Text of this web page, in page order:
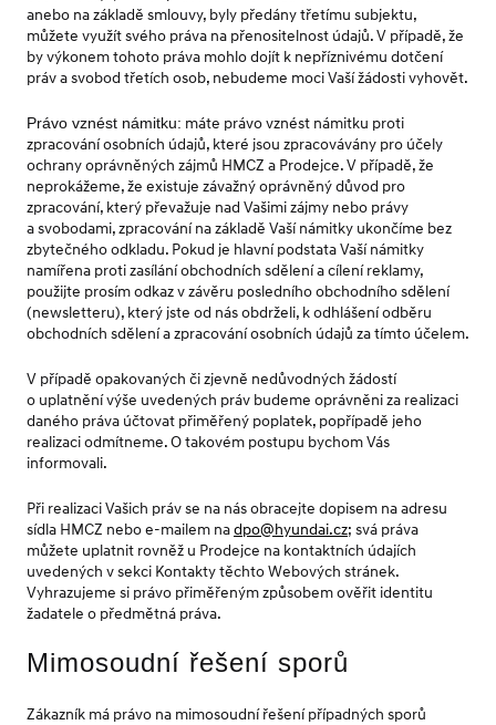
anebo na základě smlouvy, byly předány třetímu subjektu,
můžete využít svého práva na přenositelnost údajů. V případě, že
by výkonem tohoto práva mohlo dojít k nepříznivému dotčení
práv a svobod třetích osob, nebudeme moci Vaší žádosti vyhovět.
Právo vznést námitku: máte právo vznést námitku proti
zpracování osobních údajů, které jsou zpracovávány pro účely
ochrany oprávněných zájmů HMCZ a Prodejce. V případě, že
neprokážeme, že existuje závažný oprávněný důvod pro
zpracování, který převažuje nad Vašimi zájmy nebo právy
a svobodami, zpracování na základě Vaší námitky ukončíme bez
zbytečného odkladu. Pokud je hlavní podstata Vaší námitky
namířena proti zasílání obchodních sdělení a cílení reklamy,
použijte prosím odkaz v závěru posledního obchodního sdělení
(newsletteru), který jste od nás obdrželi, k odhlášení odběru
obchodních sdělení a zpracování osobních údajů za tímto účelem.
V případě opakovaných či zjevně nedůvodných žádostí
o uplatnění výše uvedených práv budeme oprávněni za realizaci
daného práva účtovat přiměřený poplatek, popřípadě jeho
realizaci odmítneme. O takovém postupu bychom Vás
informovali.
Při realizaci Vašich práv se na nás obracejte dopisem na adresu
sídla HMCZ nebo e-mailem nadpo@hyundai.cz; svá práva
můžete uplatnit rovněž u Prodejce na kontaktních údajích
uvedených v sekci Kontakty těchto Webových stránek.
Vyhrazujeme si právo přiměřeným způsobem ověřit identitu
žadatele o předmětná práva.
Mimosoudní řešení sporů
Zákazník má právo na mimosoudní řešení případných sporů